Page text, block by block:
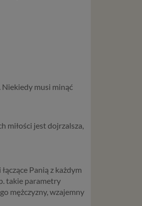
Niekiedy musi minąć
miłości jest dojrzalsza,
Panią z każdym
takie parametry
mężczyzny, wzajemny